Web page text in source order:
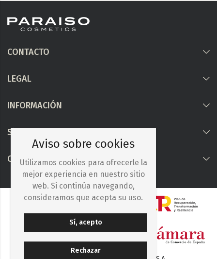
CONTACTO
LEGAL
INFORMACIÓN
Síguenos
COLABORAMOS CON
Aviso sobre cookies
Utilizamos cookies para ofrecerle la
mejor experiencia en nuestro sitio
web. Si continúa navegando,
consideramos que acepta su uso.
Sí, acepto
Rechazar